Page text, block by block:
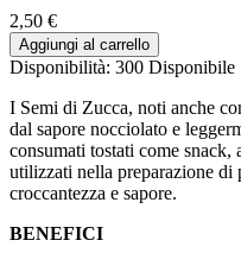
2,50 €
Aggiungi al carrello
Disponibilità: 300 Disponibile
I Semi di Zucca, noti anche
dal sapore nocciolato e
consumati tostati come
utilizzati nella preparazione
croccantezza e sapore.
BENEFICI